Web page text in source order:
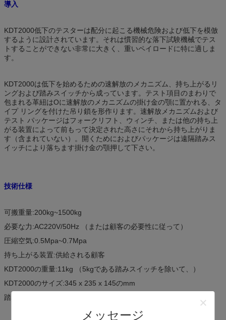
メッセージ
導入
KDT2000低下のテスターは配分に起こる機械危険および低下を模倣
するように設計されています。それは慣習的な落下試験機械でテス
トすることができない非常に大きく、重いペイロードに特に適しま
す。
KDT2000は低下を始めるための速解放のメカニズム、持ち上がるリ
ングおよび踏みスイッチから成っています。テスト項目のまわりで
包まれる革紐はOに速解放のメカニズムの掛け金の顎に置かれる、タ
イプ リングを付けた吊り鎖を形作ります。速解放メカニズムおよび
テスト パッケージはフォークリフト、ウィンチ、または他の持ち上
がる装置によって前もって決定された高さにそれから持ち上がりま
す（含まれていない）。開くためにおよびパッケージは遠隔踏みス
イッチにより落ちます掛け金の顎押して下さい。
技術仕様
可搬重量:200kg~1500kg
必要な力:AC220V/50Hz （または顧客の必要性に従って）
圧縮空気:0.5Mpa~0.7Mpa
持ち上がる装置:供給される顧客
KDT2000の重量:11kg （5kgである踏みスイッチを除いて、）
KDT2000のサイズ:345 x 235 x 145のmm
踏みスイッチのサイズ:270 x 200 x220 mm （H） Lx D X